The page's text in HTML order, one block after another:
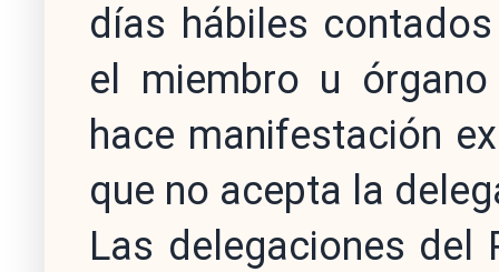
días hábiles
el miembro u
hace manifestación
que no acepta la
Las delegaciones del